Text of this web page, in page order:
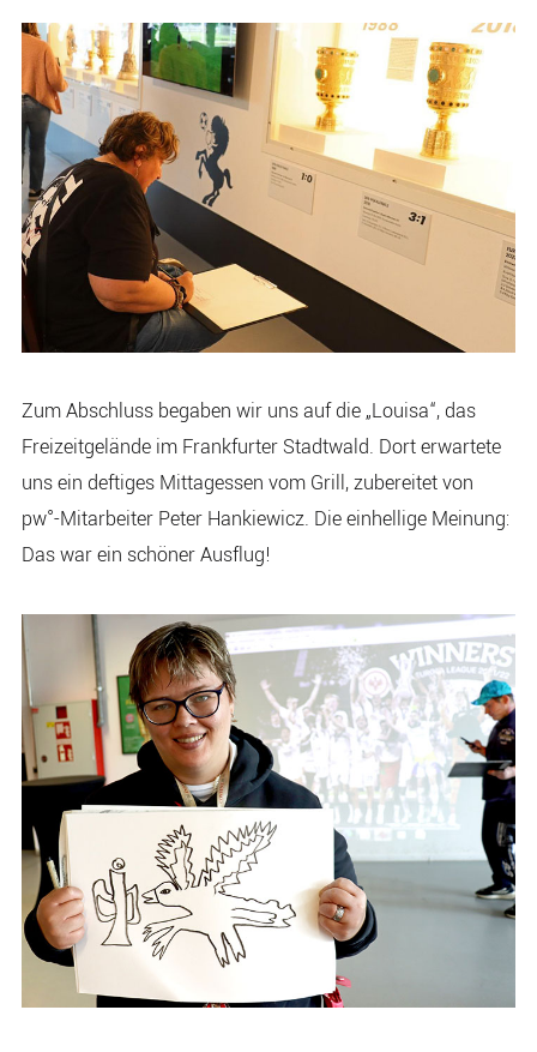
Zum Abschluss begaben wir uns auf die „Louisa“, das
Freizeitgelände im Frankfurter Stadtwald. Dort erwartete
uns ein deftiges Mittagessen vom Grill, zubereitet von
pw°-Mitarbeiter Peter Hankiewicz. Die einhellige Meinung:
Das war ein schöner Ausflug!